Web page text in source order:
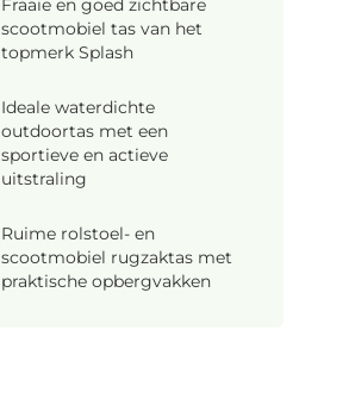
Fraaie en goed zichtbare
scootmobiel tas van het
topmerk Splash
Ideale waterdichte
outdoortas met een
sportieve en actieve
uitstraling
Ruime rolstoel- en
scootmobiel rugzaktas met
praktische opbergvakken